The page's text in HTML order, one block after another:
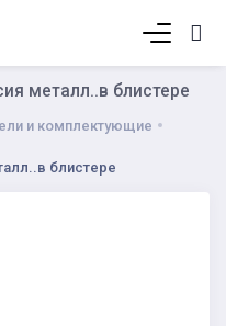
металл..в блистере
и комплектующие
блистере